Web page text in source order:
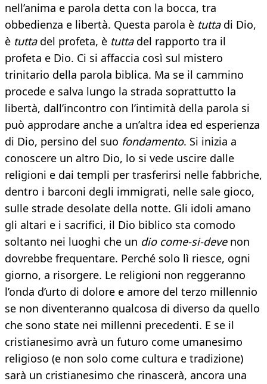
nell’anima e parola detta con la bocca, tra
obbedienza e libertà. Questa parola è tuttadi Dio,
è tuttadel profeta, è tuttadel rapporto tra il
profeta e Dio. Ci si affaccia così sul mistero
trinitario della parola biblica. Ma se il cammino
procede e salva lungo la strada soprattutto la
libertà, dall’incontro con l’intimità della parola si
può approdare anche a un’altra idea ed esperienza
di Dio, persino del suo fondamento. Si inizia a
conoscere un altro Dio, lo si vede uscire dalle
religioni e dai templi per trasferirsi nelle fabbriche,
dentro i barconi degli immigrati, nelle sale gioco,
sulle strade desolate della notte. Gli idoli amano
gli altari e i sacrifici, il Dio biblico sta comodo
soltanto nei luoghi che un dio come-si-devenon
dovrebbe frequentare. Perché solo lì riesce, ogni
giorno, a risorgere. Le religioni non reggeranno
l’onda d’urto di dolore e amore del terzo millennio
se non diventeranno qualcosa di diverso da quello
che sono state nei millenni precedenti. E se il
cristianesimo avrà un futuro come umanesimo
religioso (e non solo come cultura e tradizione)
sarà un cristianesimo che rinascerà, ancora una